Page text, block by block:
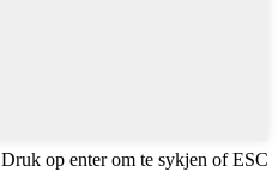
Druk op enter om te sykjen of ESC